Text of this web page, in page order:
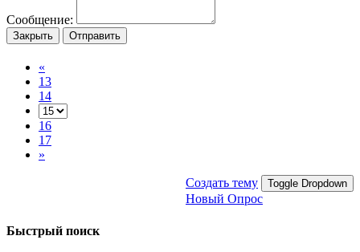
Сообщение:
Закрыть Отправить
«
13
14
16
17
»
Создать тему Toggle Dropdown
Новый Опрос
Быстрый поиск